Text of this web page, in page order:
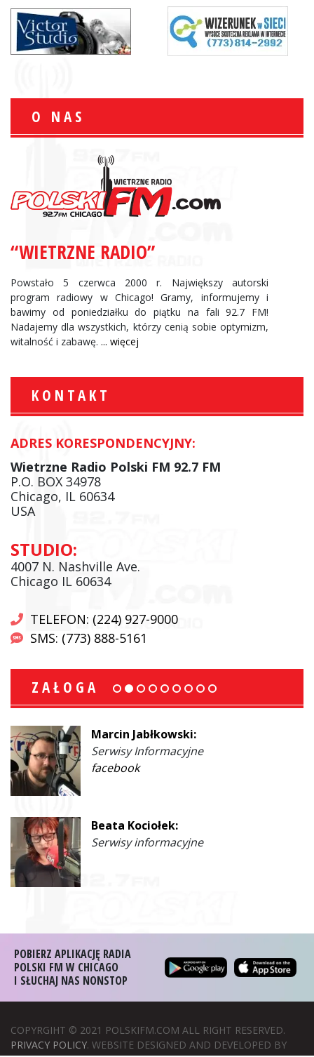
O NAS
“WIETRZNE RADIO”
Powstało 5 czerwca 2000 r. Największy autorski
program radiowy w Chicago! Gramy, informujemy i
bawimy od poniedziałku do piątku na fali 92.7 FM!
Nadajemy dla wszystkich, którzy cenią sobie optymizm,
witalność i zabawę. ... więcej
KONTAKT
ADRES KORESPONDENCYJNY:
Wietrzne Radio Polski FM 92.7 FM
P.O. BOX 34978
Chicago, IL 60634
USA
STUDIO:
4007 N. Nashville Ave.
Chicago IL 60634
TELEFON: (224) 927-9000
SMS: (773) 888-5161
ZAŁOGA
Marcin Jabłkowski:
Serwisy Informacyjne
facebook
Beata Kociołek:
Serwisy informacyjne
POBIERZ APLIKACJĘ RADIA
POLSKI FM W CHICAGO
I SŁUCHAJ NAS NONSTOP
COPYRGIHT © 2021 POLSKIFM.COM ALL RIGHT RESERVED.
PRIVACY POLICY. WEBSITE DESIGNED AND DEVELOPED BY